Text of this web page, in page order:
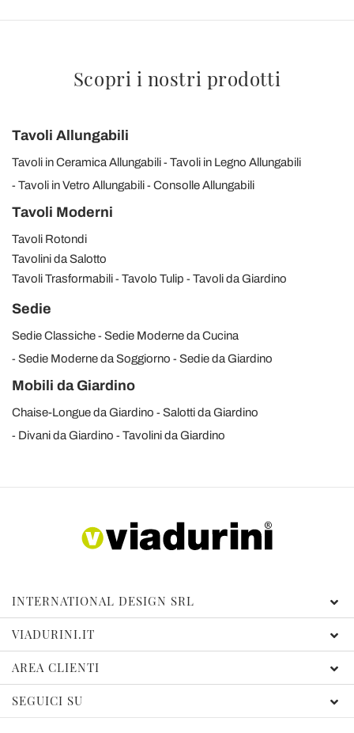
Scopri i nostri prodotti
Tavoli Allungabili
Tavoli in Ceramica Allungabili
Tavoli in Legno Allungabili
Tavoli in Vetro Allungabili
Consolle Allungabili
Tavoli Moderni
Tavoli Rotondi
Tavolini da Salotto
Tavoli Trasformabili
Tavolo Tulip Tavoli da Giardino
Sedie
Sedie Classiche
Sedie Moderne da Cucina
Sedie Moderne da Soggiorno
Sedie da Giardino
Mobili da Giardino
Chaise-Longue da Giardino
Salotti da Giardino
Divani da Giardino
Tavolini da Giardino
INTERNATIONAL DESIGN SRL
VIADURINI.IT
AREA CLIENTI
SEGUICI SU